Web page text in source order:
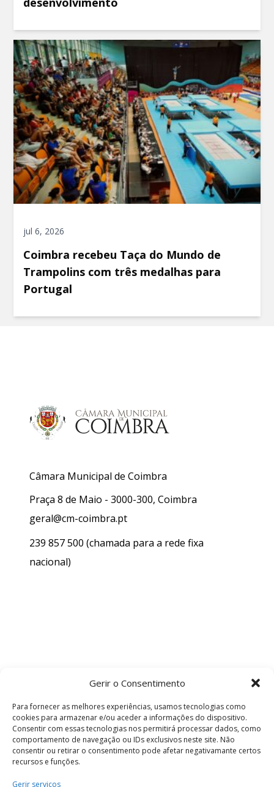
Gerir o Consentimento
Para fornecer as melhores experiências, usamos tecnologias como
cookies para armazenar e/ou aceder a informações do dispositivo.
Consentir com essas tecnologias nos permitirá processar dados, como
comportamento de navegação ou IDs exclusivos neste site. Não
consentir ou retirar o consentimento pode afetar negativamante certos
recursos e funções.
Gerir serviços
jul 6, 2026
Coimbra recebeu Taça do Mundo de
Trampolins com três medalhas para
Portugal
Câmara Municipal de Coimbra
Praça 8 de Maio - 3000-300, Coimbra
geral@cm-coimbra.pt
239 857 500 (chamada para a rede fixa
nacional)
Termos e Condições